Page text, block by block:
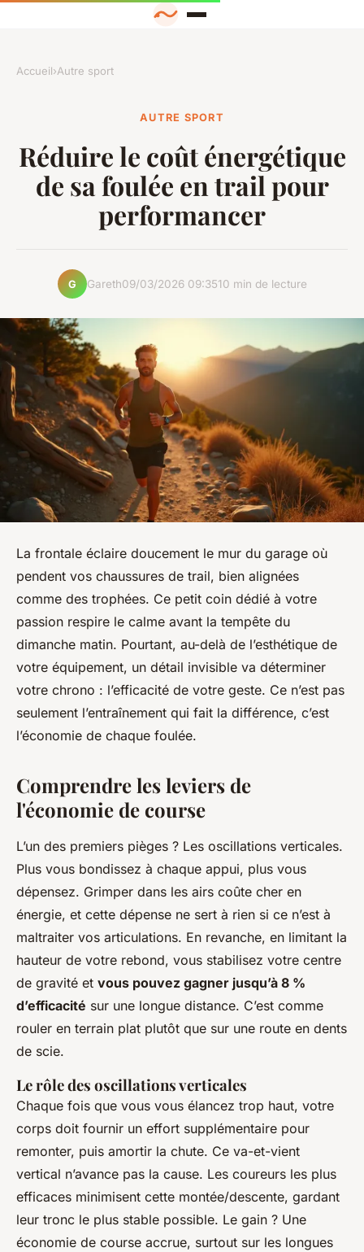
Accueil›Autre sport
AUTRE SPORT
Réduire le coût énergétique
de sa foulée en trail pour
performancer
G Gareth09/03/2026 09:3510 min de lecture
La frontale éclaire doucement le mur du garage où
pendent vos chaussures de trail, bien alignées
comme des trophées. Ce petit coin dédié à votre
passion respire le calme avant la tempête du
dimanche matin. Pourtant, au-delà de l’esthétique de
votre équipement, un détail invisible va déterminer
votre chrono : l’efficacité de votre geste. Ce n’est pas
seulement l’entraînement qui fait la différence, c’est
l’économie de chaque foulée.
Comprendre les leviers de
l'économie de course
L’un des premiers pièges ? Les oscillations verticales.
Plus vous bondissez à chaque appui, plus vous
dépensez. Grimper dans les airs coûte cher en
énergie, et cette dépense ne sert à rien si ce n’est à
maltraiter vos articulations. En revanche, en limitant la
hauteur de votre rebond, vous stabilisez votre centre
de gravité et vous pouvez gagner jusqu’à 8 %
d’efficacité sur une longue distance. C’est comme
rouler en terrain plat plutôt que sur une route en dents
de scie.
Le rôle des oscillations verticales
Chaque fois que vous vous élancez trop haut, votre
corps doit fournir un effort supplémentaire pour
remonter, puis amortir la chute. Ce va-et-vient
vertical n’avance pas la cause. Les coureurs les plus
efficaces minimisent cette montée/descente, gardant
leur tronc le plus stable possible. Le gain ? Une
économie de course accrue, surtout sur les longues